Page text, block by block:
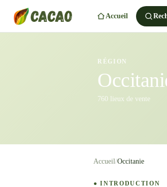
Accueil
RÉGION
760 lieux de vente
Accueil/Occitanie
● INTRODUCTION